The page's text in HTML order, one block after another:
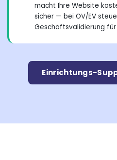
macht Ihre Website
sicher — bei OV/EV
Geschäftsvalidierung für
Einrichtungs-